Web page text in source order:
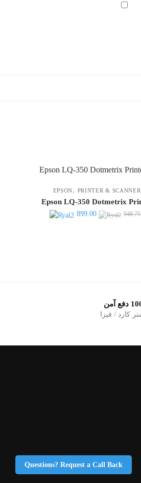
Questions? Request a Call Back
EPSON, PRINTER & SCANNER
Epson LQ-350 Dotmetrix
948.75
السعر
899.00
آمن
كارد / فيزا